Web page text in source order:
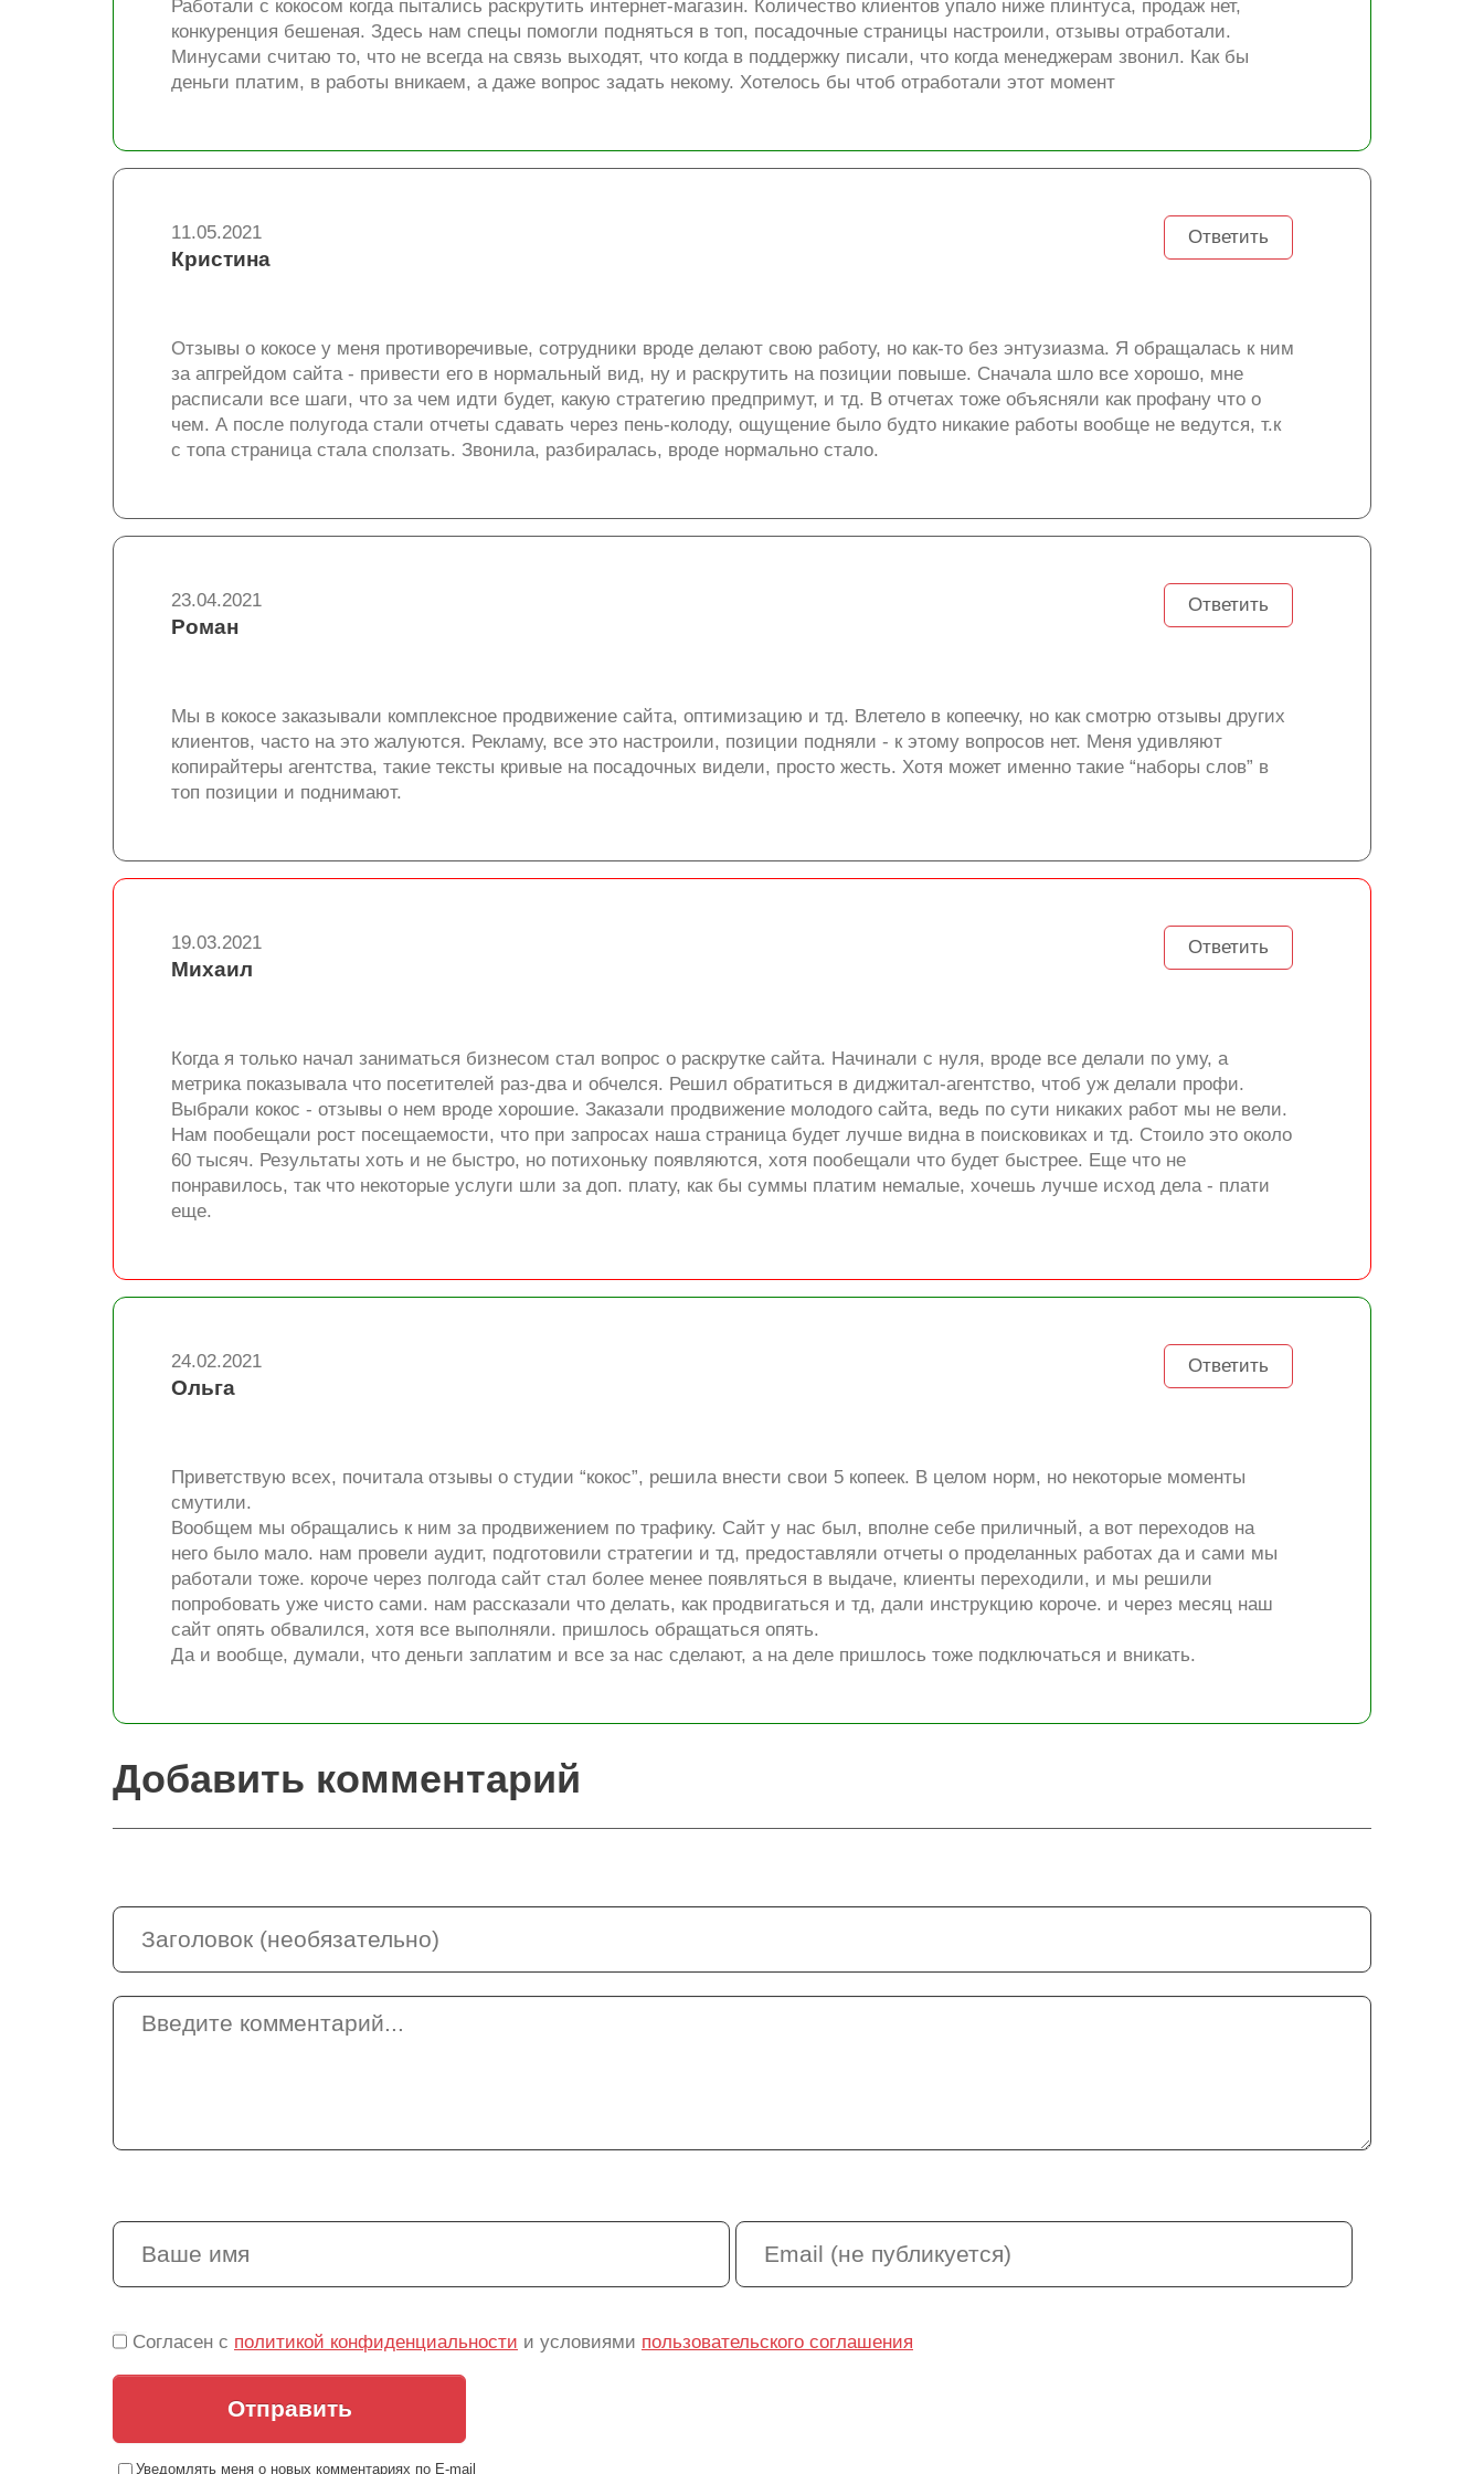
Работали с кокосом когда пытались раскрутить интернет-магазин. Количество клиентов упало ниже плинтуса, продаж нет,
конкуренция бешеная. Здесь нам спецы помогли подняться в топ, посадочные страницы настроили, отзывы отработали.
Минусами считаю то, что не всегда на связь выходят, что когда в поддержку писали, что когда менеджерам звонил. Как бы
деньги платим, в работы вникаем, а даже вопрос задать некому. Хотелось бы чтоб отработали этот момент
Ответить
11.05.2021
Кристина
Отзывы о кокосе у меня противоречивые, сотрудники вроде делают свою работу, но как-то без энтузиазма. Я обращалась к ним
за апгрейдом сайта - привести его в нормальный вид, ну и раскрутить на позиции повыше. Сначала шло все хорошо, мне
расписали все шаги, что за чем идти будет, какую стратегию предпримут, и тд. В отчетах тоже объясняли как профану что о
чем. А после полугода стали отчеты сдавать через пень-колоду, ощущение было будто никакие работы вообще не ведутся, т.к
с топа страница стала сползать. Звонила, разбиралась, вроде нормально стало.
Ответить
23.04.2021
Роман
Мы в кокосе заказывали комплексное продвижение сайта, оптимизацию и тд. Влетело в копеечку, но как смотрю отзывы других
клиентов, часто на это жалуются. Рекламу, все это настроили, позиции подняли - к этому вопросов нет. Меня удивляют
копирайтеры агентства, такие тексты кривые на посадочных видели, просто жесть. Хотя может именно такие “наборы слов” в
топ позиции и поднимают.
Ответить
19.03.2021
Михаил
Когда я только начал заниматься бизнесом стал вопрос о раскрутке сайта. Начинали с нуля, вроде все делали по уму, а
метрика показывала что посетителей раз-два и обчелся. Решил обратиться в диджитал-агентство, чтоб уж делали профи.
Выбрали кокос - отзывы о нем вроде хорошие. Заказали продвижение молодого сайта, ведь по сути никаких работ мы не вели.
Нам пообещали рост посещаемости, что при запросах наша страница будет лучше видна в поисковиках и тд. Стоило это около
60 тысяч. Результаты хоть и не быстро, но потихоньку появляются, хотя пообещали что будет быстрее. Еще что не
понравилось, так что некоторые услуги шли за доп. плату, как бы суммы платим немалые, хочешь лучше исход дела - плати
еще.
Ответить
24.02.2021
Ольга
Приветствую всех, почитала отзывы о студии “кокос”, решила внести свои 5 копеек. В целом норм, но некоторые моменты
смутили.
Вообщем мы обращались к ним за продвижением по трафику. Сайт у нас был, вполне себе приличный, а вот переходов на
него было мало. нам провели аудит, подготовили стратегии и тд, предоставляли отчеты о проделанных работах да и сами мы
работали тоже. короче через полгода сайт стал более менее появляться в выдаче, клиенты переходили, и мы решили
попробовать уже чисто сами. нам рассказали что делать, как продвигаться и тд, дали инструкцию короче. и через месяц наш
сайт опять обвалился, хотя все выполняли. пришлось обращаться опять.
Да и вообще, думали, что деньги заплатим и все за нас сделают, а на деле пришлось тоже подключаться и вникать.
Добавить комментарий
Согласен с политикой конфиденциальности и условиями пользовательского соглашения
Отправить
Уведомлять меня о новых комментариях по E-mail